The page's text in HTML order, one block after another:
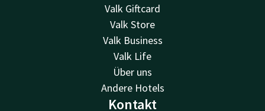
Valk Giftcard
Valk Store
Valk Business
Valk Life
Über uns
Andere Hotels
Kontakt